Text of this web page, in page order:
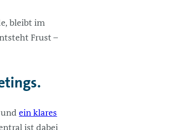
bleibt im
Frust –
undein klares
ist dabei